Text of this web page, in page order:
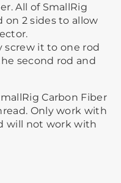
All of SmallRig
2 sides to allow
screw it to one rod
second rod and
Carbon Fiber
Only work with
will not work with